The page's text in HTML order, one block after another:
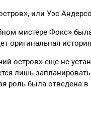
или Уэс
мистере Фокс»
оригинальная
остров» еще не
лишь
роль была отведена